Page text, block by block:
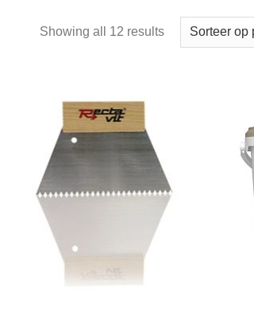
Showing all 12 results